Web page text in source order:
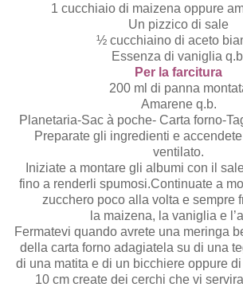
1 cucchiaio di maizena oppure
Un pizzico di sale
½ cucchiaino di aceto
Essenza di vaniglia
Per la farcitura
200 ml di panna
Amarene q.b.
Planetaria-Sac à poche- Carta forno-
Preparate gli ingredienti e
ventilato.
Iniziate a montare gli albumi con il
fino a renderli spumosi.Continuate a
zucchero poco alla volta e sempre
la maizena, la vaniglia e
Fermatevi quando avrete una meringa
della carta forno adagiatela su di una
di una matita e di un bicchiere oppure
10 cm create dei cerchi che vi